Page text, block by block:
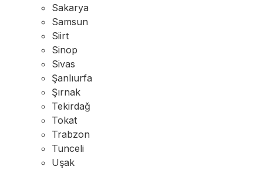
Sakarya
Samsun
Siirt
Sinop
Sivas
Şanlıurfa
Şırnak
Tekirdağ
Tokat
Trabzon
Tunceli
Uşak